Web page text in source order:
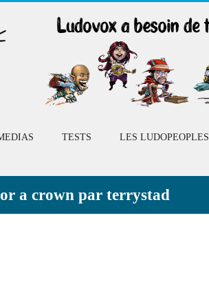
TESTS LES LUDOPEOPLES
a crown par terrystad